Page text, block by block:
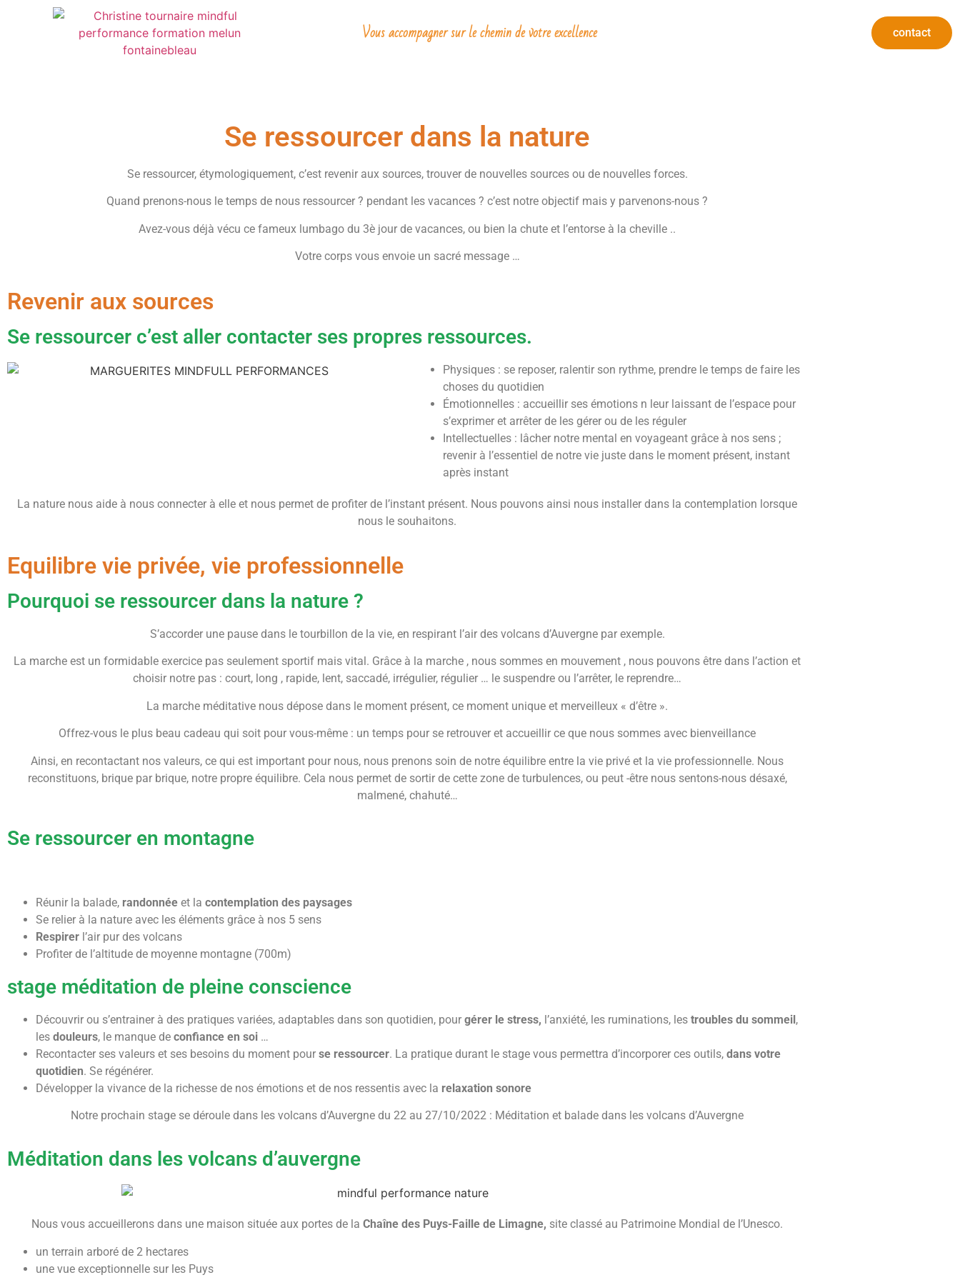
Vous accompagner sur le chemin de votre excellence contact
Se ressourcer dans la nature
Se ressourcer, étymologiquement, c’est revenir aux sources, trouver de nouvelles sources ou de nouvelles forces.
Quand prenons-nous le temps de nous ressourcer ? pendant les vacances ? c’est notre objectif mais y parvenons-nous ?
Avez-vous déjà vécu ce fameux lumbago du 3è jour de vacances, ou bien la chute et l’entorse à la cheville ..
Votre corps vous envoie un sacré message …
Revenir aux sources
Se ressourcer c’est aller contacter ses propres ressources.
Physiques : se reposer, ralentir son rythme, prendre le temps de faire les
choses du quotidien
Émotionnelles : accueillir ses émotions n leur laissant de l’espace pour
s’exprimer et arrêter de les gérer ou de les réguler
Intellectuelles : lâcher notre mental en voyageant grâce à nos sens ;
revenir à l’essentiel de notre vie juste dans le moment présent, instant
après instant
La nature nous aide à nous connecter à elle et nous permet de profiter de l’instant présent. Nous pouvons ainsi nous installer dans la contemplation lorsque
nous le souhaitons.
Equilibre vie privée, vie professionnelle
Pourquoi se ressourcer dans la nature ?
S’accorder une pause dans le tourbillon de la vie, en respirant l’air des volcans d’Auvergne par exemple.
La marche est un formidable exercice pas seulement sportif mais vital. Grâce à la marche , nous sommes en mouvement , nous pouvons être dans l’action et
choisir notre pas : court, long , rapide, lent, saccadé, irrégulier, régulier … le suspendre ou l’arrêter, le reprendre…
La marche méditative nous dépose dans le moment présent, ce moment unique et merveilleux « d’être ».
Offrez-vous le plus beau cadeau qui soit pour vous-même : un temps pour se retrouver et accueillir ce que nous sommes avec bienveillance
Ainsi, en recontactant nos valeurs, ce qui est important pour nous, nous prenons soin de notre équilibre entre la vie privé et la vie professionnelle. Nous
reconstituons, brique par brique, notre propre équilibre. Cela nous permet de sortir de cette zone de turbulences, ou peut -être nous sentons-nous désaxé,
malmené, chahuté…
Se ressourcer en montagne
Réunir la balade, randonnée et la contemplation des paysages
Se relier à la nature avec les éléments grâce à nos 5 sens
Respirer l’air pur des volcans
Profiter de l’altitude de moyenne montagne (700m)
stage méditation de pleine conscience
Découvrir ou s’entrainer à des pratiques variées, adaptables dans son quotidien, pour gérer le stress, l’anxiété, les ruminations, les troubles du sommeil,
les douleurs, le manque de confiance en soi …
Recontacter ses valeurs et ses besoins du moment pour se ressourcer. La pratique durant le stage vous permettra d’incorporer ces outils, dans votre
quotidien. Se régénérer.
Développer la vivance de la richesse de nos émotions et de nos ressentis avec la relaxation sonore
Notre prochain stage se déroule dans les volcans d’Auvergne du 22 au 27/10/2022 : Méditation et balade dans les volcans d’Auvergne
Méditation dans les volcans d’auvergne
Nous vous accueillerons dans une maison située aux portes de la Chaîne des Puys-Faille de Limagne, site classé au Patrimoine Mondial de l’Unesco.
un terrain arboré de 2 hectares
une vue exceptionnelle sur les Puys